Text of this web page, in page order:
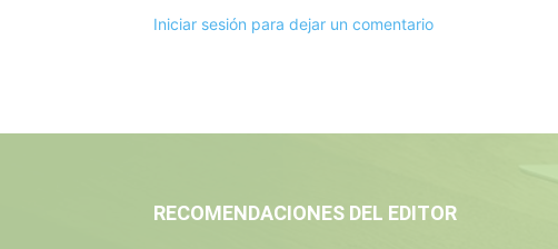
Iniciar sesión para dejar un comentario
RECOMENDACIONES DEL EDITOR